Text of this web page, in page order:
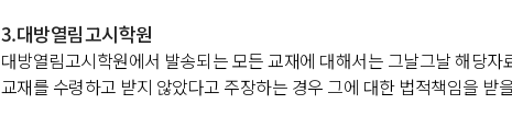
3.대방열림고시학원
대방열림고시학원에서 발송되는 모든 교재에 대해서는 그날그날 해당
교재를 수령하고 받지 않았다고 주장하는 경우 그에 대한 법적책임을 받